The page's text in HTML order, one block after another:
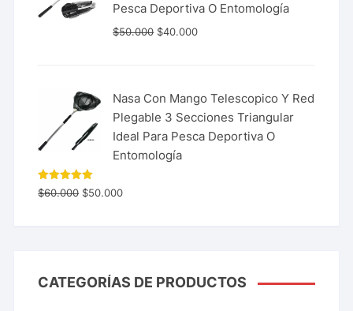
Pesca Deportiva O Entomología
$50.000 $40.000
Nasa Con Mango Telescopico Y Red
Plegable 3 Secciones Triangular
Ideal Para Pesca Deportiva O
Entomología
Valorado
con 5.00
$60.000 $50.000
CATEGORÍAS DE PRODUCTOS